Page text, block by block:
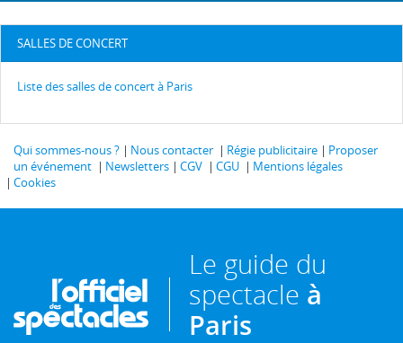
SALLES DE CONCERT
Liste des salles de concert à Paris
Qui sommes-nous ? Nous contacter Régie publicitaire
Proposer
un événement
Newsletters CGV CGU
Mentions légales
Cookies
Le guide du
spectacle à
Paris